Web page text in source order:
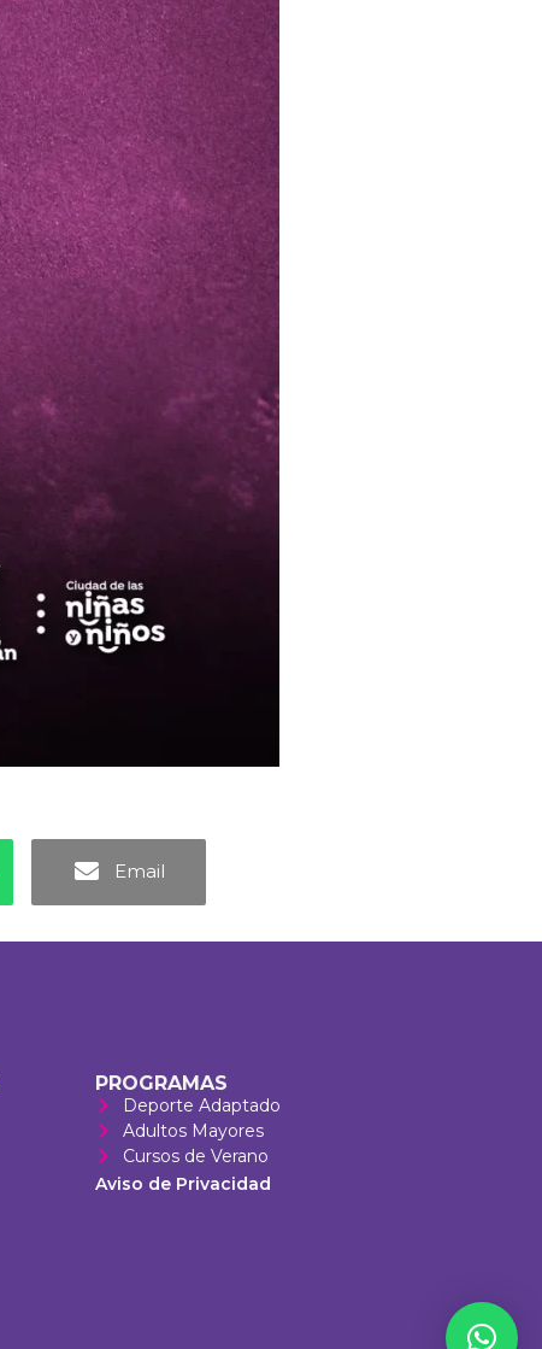
Email
PROGRAMAS
Deporte Adaptado
Adultos Mayores
Cursos de Verano
Aviso de Privacidad